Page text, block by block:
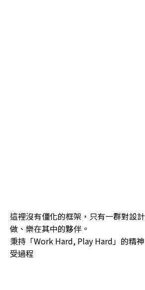
這裡沒有僵化的框架，只有一群對設
做、樂在其中的夥伴。
秉持「Work Hard, Play Hard」的精
受過程